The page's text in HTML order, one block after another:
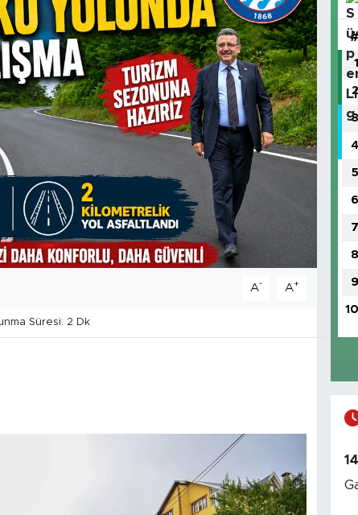
A- A+
Süresi: 2 Dk
#
1
2
3
4
5
6
7
8
9
10